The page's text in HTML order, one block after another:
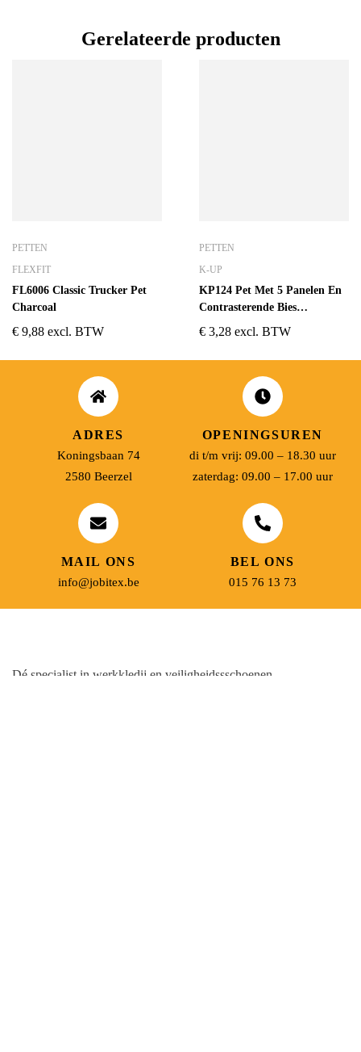
Gerelateerde producten
PETTEN
FLEXFIT
FL6006 Classic Trucker Pet
Charcoal
€ 9,88 excl. BTW
PETTEN
K-UP
KP124 Pet Met 5 Panelen En
Contrasterende Bies
Black/Red
€ 3,28 excl. BTW
ADRES
Koningsbaan 74
2580 Beerzel
OPENINGSUREN
di t/m vrij: 09.00 – 18.30 uur
zaterdag: 09.00 – 17.00 uur
MAIL ONS
info@jobitex.be
BEL ONS
015 76 13 73
Dé specialist in werkkledij en veiligheidssschoenen.